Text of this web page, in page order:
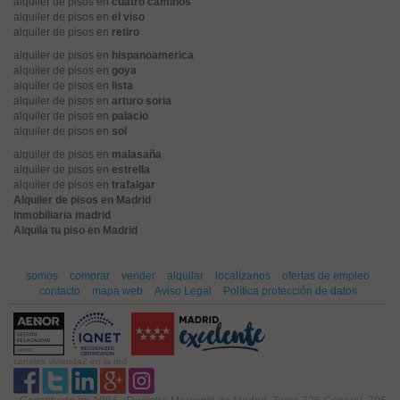
alquiler de pisos en el viso
alquiler de pisos en retiro
alquiler de pisos en hispanoamerica
alquiler de pisos en goya
alquiler de pisos en lista
alquiler de pisos en arturo soria
alquiler de pisos en palacio
alquiler de pisos en sol
alquiler de pisos en malasaña
alquiler de pisos en estrella
alquiler de pisos en trafalgar
Alquiler de pisos en Madrid
inmobiliaria madrid
Alquila tu piso en Madrid
somos comprar vender alquilar localízanos
ofertas de empleo
contacto
mapa web Aviso Legal Política protección de datos
canales vivienda2 en la red